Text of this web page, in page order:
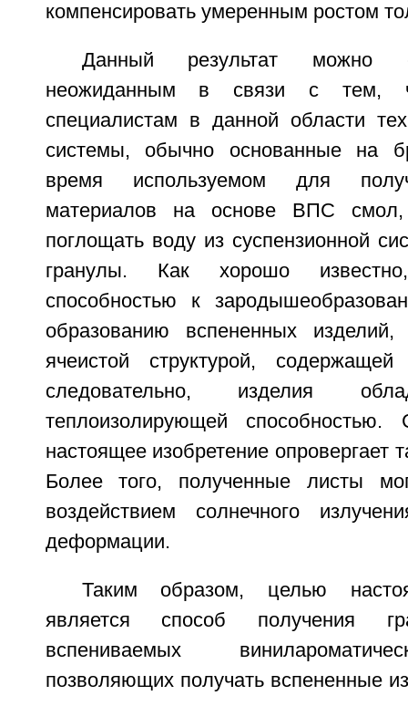
компенсировать умеренным ростом
Данный результат можно
неожиданным в связи с тем,
специалистам в данной области
системы, обычно основанные на
время используемом для
материалов на основе ВПС
поглощать воду из суспензионной
гранулы. Как хорошо
способностью к
образованию вспененных
ячеистой структурой,
следовательно, изделия
теплоизолирующей
настоящее изобретение опровергает
Более того, полученные листы
воздействием солнечного
деформации.
Таким образом, целью
является способ получения
вспениваемых
позволяющих получать вспененные